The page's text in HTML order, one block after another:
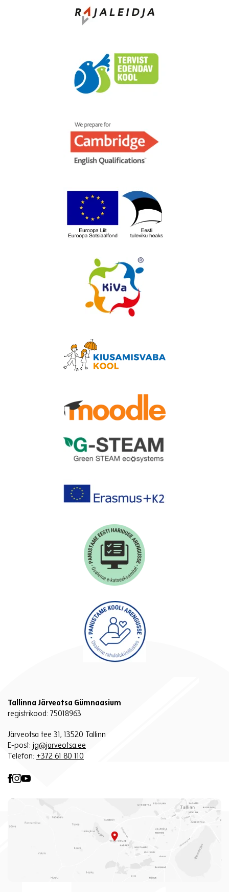
Tallinna Järveotsa Gümnaasium
registrikood: 75018963
Järveotsa tee 31, 13520 Tallinn
E-post: jg@jarveotsa.ee
Telefon: +372 61 80 110